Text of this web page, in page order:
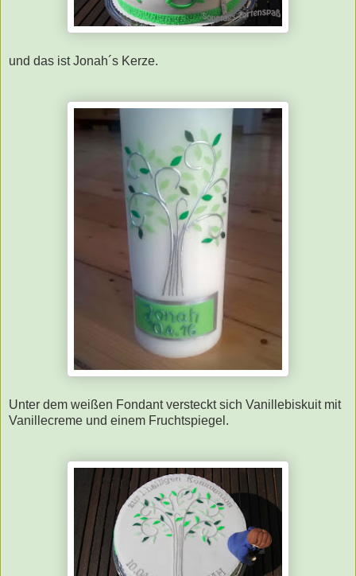
und das ist Jonah´s Kerze.
Unter dem weißen Fondant versteckt sich Vanillebiskuit mit
Vanillecreme und einem Fruchtspiegel.